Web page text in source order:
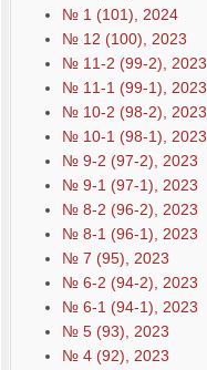
№ 1 (101), 2024
№ 12 (100), 2023
№ 11-2 (99-2), 2023
№ 11-1 (99-1), 2023
№ 10-2 (98-2), 2023
№ 10-1 (98-1), 2023
№ 9-2 (97-2), 2023
№ 9-1 (97-1), 2023
№ 8-2 (96-2), 2023
№ 8-1 (96-1), 2023
№ 7 (95), 2023
№ 6-2 (94-2), 2023
№ 6-1 (94-1), 2023
№ 5 (93), 2023
№ 4 (92), 2023